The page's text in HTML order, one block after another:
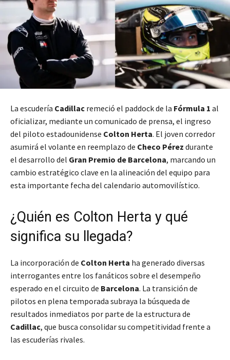
La escudería Cadillac remeció el paddock de la Fórmula 1 al
oficializar, mediante un comunicado de prensa, el ingreso
del piloto estadounidense Colton Herta. El joven corredor
asumirá el volante en reemplazo de Checo Pérez durante
el desarrollo del Gran Premio de Barcelona, marcando un
cambio estratégico clave en la alineación del equipo para
esta importante fecha del calendario automovilístico.
¿Quién es Colton Herta y qué
significa su llegada?
La incorporación de Colton Herta ha generado diversas
interrogantes entre los fanáticos sobre el desempeño
esperado en el circuito de Barcelona. La transición de
pilotos en plena temporada subraya la búsqueda de
resultados inmediatos por parte de la estructura de
Cadillac, que busca consolidar su competitividad frente a
las escuderías rivales.